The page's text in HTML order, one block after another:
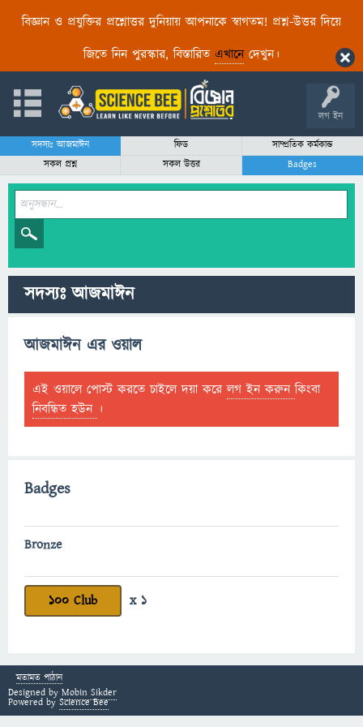
বিজ্ঞান ও প্রযুক্তির প্রশ্নোত্তর দুনিয়ায় আপনাকে স্বাগতম! প্রশ্ন-উত্তর দিয়ে
জিতে নিন পুরস্কার, বিস্তারিত এখানেদেখুন।
লগ ইন
সদস্যঃ আজমাঈন ফিড
সাম্প্রতিক কর্মকান্ড
সকল প্রশ্ন
সকল উত্তর Badges
সদস্যঃ আজমাঈন
আজমাঈন এর ওয়াল
এই ওয়ালে পোস্ট করতে চাইলে দয়া করেলগ ইন করুনকিংবা
নিবন্ধিত হউন ।
Badges
Bronze
100 Club x 1
মতামত পাঠান
Designed by Mobin Sikder
Powered by Science Bee